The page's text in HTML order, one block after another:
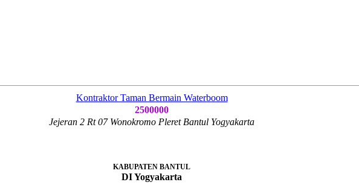
Kontraktor Taman Bermain Waterboom
2500000
Jejeran 2 Rt 07 Wonokromo Pleret Bantul Yogyakarta
KABUPATEN BANTUL
DI Yogyakarta